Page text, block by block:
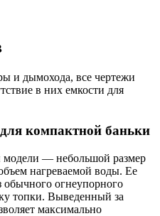
и дымохода, все чертежи
в них емкости для
компактной баньки
модели — небольшой размер
нагреваемой воды. Ее
огнеупорного
топки. Выведенный за
максимально